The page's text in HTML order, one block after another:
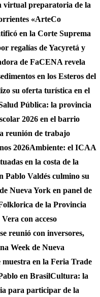
virtual preparatoria de la
«ArteCo
en la Corte Suprema
regalías de Yacyretá y
de FaCENA revela
en los Esteros del
su oferta turística en el
Pública: la provincia
2026 en el barrio
reunión de trabajo
2026Ambiente: el ICAA
en la costa de la
Pablo Valdés culmino su
Nueva York en panel de
de la Provincia
con acceso
reunió con inversores,
Week de Nueva
en la Feria Trade
en BrasilCultura: la
para participar de la